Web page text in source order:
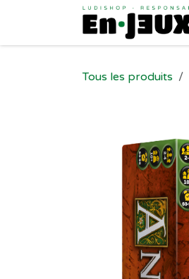
Se rendre au contenu
Tous les produits